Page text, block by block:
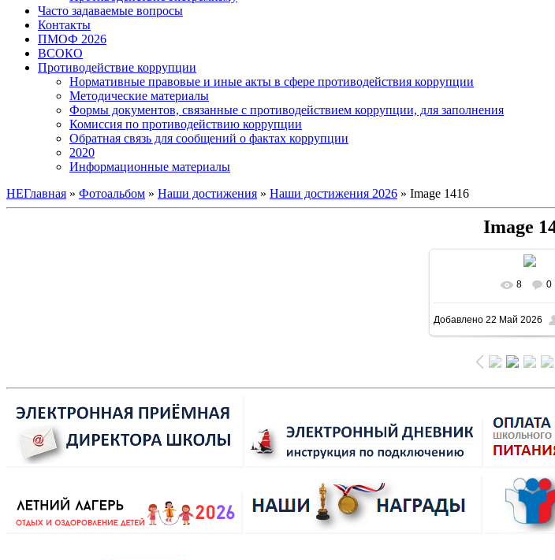
Часто задаваемые вопросы
Контакты
ПМОФ 2026
ВСОКО
Противодействие коррупции
Нормативные правовые и иные акты в сфере противодействия коррупции
Методические материалы
Формы документов, связанные с противодействием коррупции, для заполнения
Комиссия по противодействию коррупции
Обратная связь для сообщений о фактах коррупции
2020
Информационные материалы
НЕГлавная » Фотоальбом » Наши достижения » Наши достижения 2026 » Image 1416
Image
В реальном
415.7Kb
8 0
Добавлено 22 Май 2026